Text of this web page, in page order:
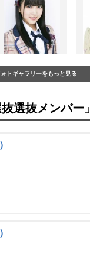
ォトギャラリーをもっと見る
選抜メンバー」